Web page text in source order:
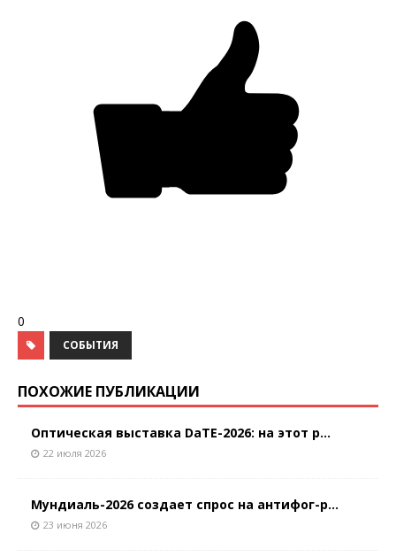
0
СОБЫТИЯ
ПОХОЖИЕ ПУБЛИКАЦИИ
Оптическая выставка DaTE-2026: на этот р...
22 июля 2026
Мундиаль-2026 создает спрос на антифог-р...
23 июня 2026